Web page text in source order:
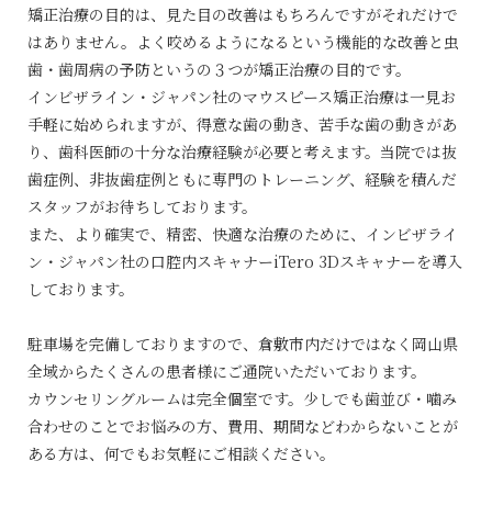
矯正治療の目的は、見た目の改善はもちろんですがそれだけで
はありません。よく咬めるようになるという機能的な改善と虫
歯・歯周病の予防というの３つが矯正治療の目的です。
インビザライン・ジャパン社のマウスピース矯正治療は一見お
手軽に始められますが、得意な歯の動き、苦手な歯の動きがあ
り、歯科医師の十分な治療経験が必要と考えます。当院では抜
歯症例、非抜歯症例ともに専門のトレーニング、経験を積んだ
スタッフがお待ちしております。
また、より確実で、精密、快適な治療のために、インビザライ
ン・ジャパン社の口腔内スキャナーiTero 3Dスキャナーを導入
しております。
駐車場を完備しておりますので、倉敷市内だけではなく岡山県
全域からたくさんの患者様にご通院いただいております。
カウンセリングルームは完全個室です。少しでも歯並び・噛み
合わせのことでお悩みの方、費用、期間などわからないことが
ある方は、何でもお気軽にご相談ください。